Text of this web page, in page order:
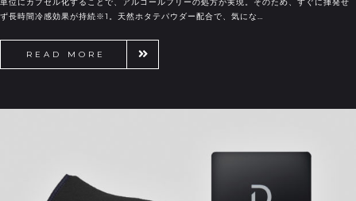
ず長時間冷感効果が持続※1。天然ホタテパウダー配合で、気にな…
READ MORE